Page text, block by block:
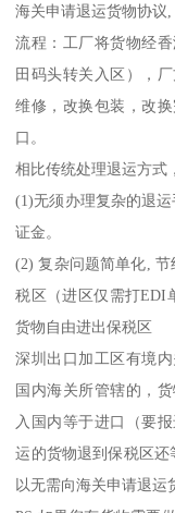
海关申请退运货物协议,
流程：工厂将货物经
田码头转关入区），
维修，改换包装，改
口。
相比传统处理退运方式
(1)无须办理复杂的退
证金。
(2) 复杂问题简单化,
税区（进区仅需打EDI
货物自由进出保税区
深圳出口加工区有境
国内海关所管辖的，
入国内等于进口（要
运的货物退到保税区
以无需向海关申请退运